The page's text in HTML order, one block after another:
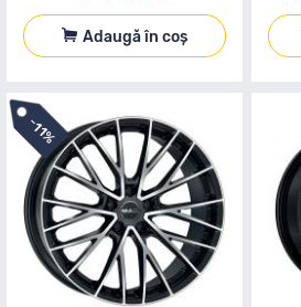
Adaugă în coș
-11%